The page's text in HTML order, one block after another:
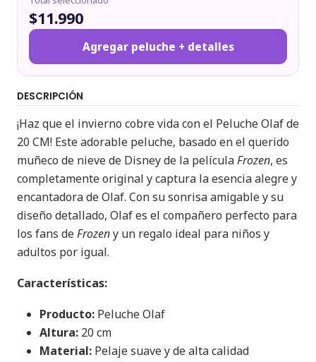
$11.990
Agregar peluche + detalles
DESCRIPCIÓN
¡Haz que el invierno cobre vida con el Peluche Olaf de
20 CM! Este adorable peluche, basado en el querido
muñeco de nieve de Disney de la películaFrozen, es
completamente original y captura la esencia alegre y
encantadora de Olaf. Con su sonrisa amigable y su
diseño detallado, Olaf es el compañero perfecto para
los fans deFrozeny un regalo ideal para niños y
adultos por igual.
Características:
Producto: Peluche Olaf
Altura: 20 cm
Material: Pelaje suave y de alta calidad